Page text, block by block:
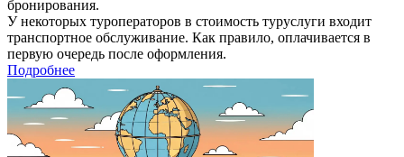
бронирования.
У некоторых туроператоров в стоимость туруслуги входит
транспортное обслуживание. Как правило, оплачивается в
первую очередь после оформления.
Подробнее